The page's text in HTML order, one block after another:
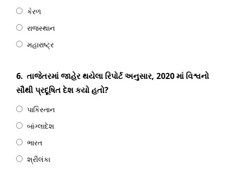
કેરળ
રાજસ્થાન
મહારાષ્ટ્ર
6. તાજેતરમાં જાહેર થયેલા રિપોર્ટ અનુસાર, 2020 માં વિશ્વનો
સૌથી પ્રદૂષિત દેશ કયો હતો?
પાકિસ્તાન
બાંગ્લાદેશ
ભારત
શ્રીલંકા